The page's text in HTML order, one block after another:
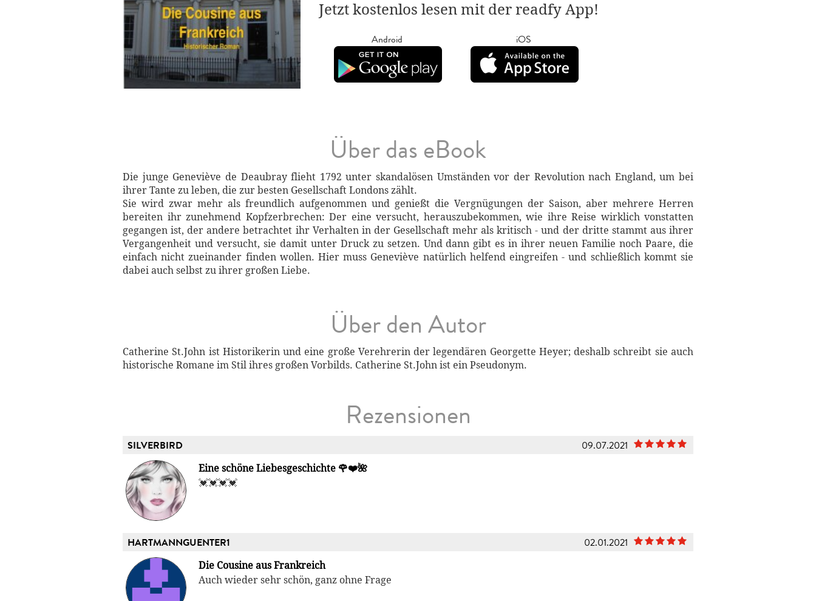
Jetzt kostenlos lesen mit der readfy App!
Android iOS
Über das eBook
Die junge Geneviève de Deaubray flieht 1792 unter skandalösen Umständen vor der Revolution nach England, um bei
ihrer Tante zu leben, die zur besten Gesellschaft Londons zählt.
Sie wird zwar mehr als freundlich aufgenommen und genießt die Vergnügungen der Saison, aber mehrere Herren
bereiten ihr zunehmend Kopfzerbrechen: Der eine versucht, herauszubekommen, wie ihre Reise wirklich vonstatten
gegangen ist, der andere betrachtet ihr Verhalten in der Gesellschaft mehr als kritisch - und der dritte stammt aus ihrer
Vergangenheit und versucht, sie damit unter Druck zu setzen. Und dann gibt es in ihrer neuen Familie noch Paare, die
einfach nicht zueinander finden wollen. Hier muss Geneviève natürlich helfend eingreifen - und schließlich kommt sie
dabei auch selbst zu ihrer großen Liebe.
Über den Autor
Catherine St.John ist Historikerin und eine große Verehrerin der legendären Georgette Heyer; deshalb schreibt sie auch
historische Romane im Stil ihres großen Vorbilds. Catherine St.John ist ein Pseudonym.
Rezensionen
SILVERBIRD 09.07.2021
Eine schöne Liebesgeschichte 🌹❤️🌺
💓💓💓💓
HARTMANNGUENTER1 02.01.2021
Die Cousine aus Frankreich
Auch wieder sehr schön, ganz ohne Frage